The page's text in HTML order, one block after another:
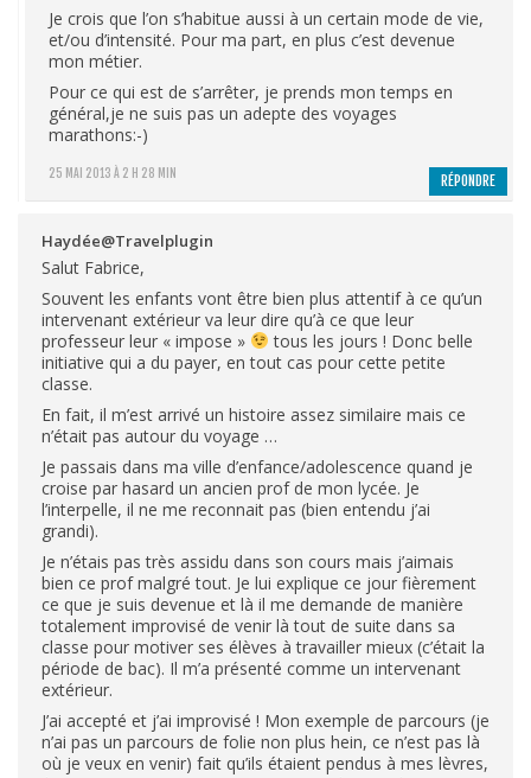
25 MAI 2013 À 2 H 28 MIN
Je crois que l’on s’habitue aussi à un certain mode de vie,
et/ou d’intensité. Pour ma part, en plus c’est devenue
mon métier.
Pour ce qui est de s’arrêter, je prends mon temps en
général,je ne suis pas un adepte des voyages
marathons:-)
RÉPONDRE
Haydée@Travelplugin
Salut Fabrice,
Souvent les enfants vont être bien plus attentif à ce qu’un
intervenant extérieur va leur dire qu’à ce que leur
professeur leur « impose »
tous les jours ! Donc belle
initiative qui a du payer, en tout cas pour cette petite
classe.
En fait, il m’est arrivé un histoire assez similaire mais ce
n’était pas autour du voyage …
Je passais dans ma ville d’enfance/adolescence quand je
croise par hasard un ancien prof de mon lycée. Je
l’interpelle, il ne me reconnait pas (bien entendu j’ai
grandi).
Je n’étais pas très assidu dans son cours mais j’aimais
bien ce prof malgré tout. Je lui explique ce jour fièrement
ce que je suis devenue et là il me demande de manière
totalement improvisé de venir là tout de suite dans sa
classe pour motiver ses élèves à travailler mieux (c’était la
période de bac). Il m’a présenté comme un intervenant
extérieur.
J’ai accepté et j’ai improvisé ! Mon exemple de parcours (je
n’ai pas un parcours de folie non plus hein, ce n’est pas là
où je veux en venir) fait qu’ils étaient pendus à mes lèvres,